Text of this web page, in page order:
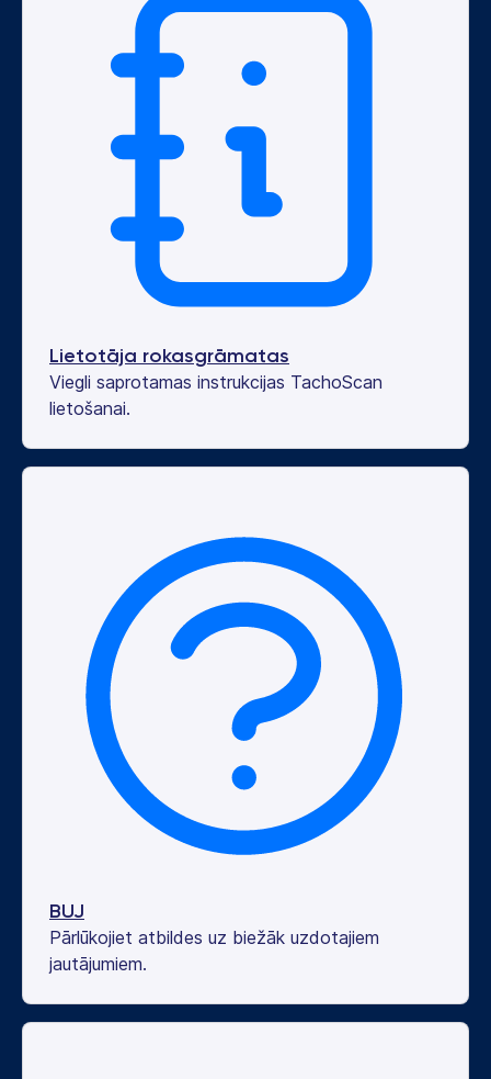
Lietotāja rokasgrāmatas
Viegli saprotamas instrukcijas TachoScan
lietošanai.
BUJ
Pārlūkojiet atbildes uz biežāk uzdotajiem
jautājumiem.